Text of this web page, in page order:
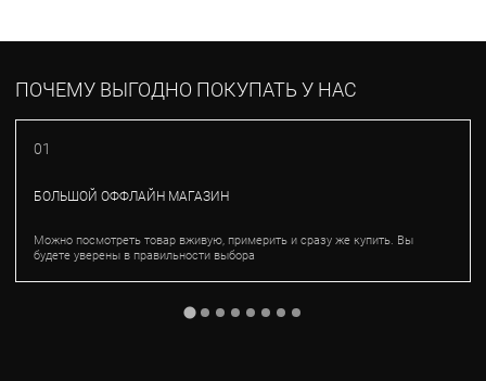
ПОЧЕМУ ВЫГОДНО ПОКУПАТЬ У НАС
01
БОЛЬШОЙ ОФФЛАЙН МАГАЗИН
Можно посмотреть товар вживую, примерить и сразу же купить. Вы
будете уверены в правильности выбора